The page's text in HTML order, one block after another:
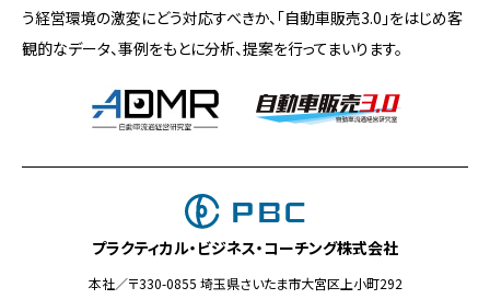
う経営環境の激変にどう対応すべきか、「自動車販売3.0」をはじめ客
観的なデータ、事例をもとに分析、提案を行ってまいります。
プラクティカル・ビジネス・コーチング株式会社
本社／〒330-0855 埼玉県さいたま市大宮区上小町292